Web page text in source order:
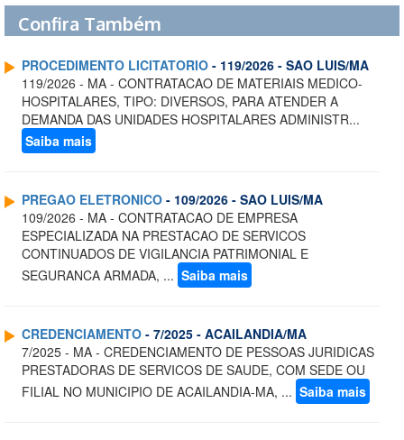
Confira Também
PROCEDIMENTO LICITATORIO - 119/2026 - SAO LUIS/MA
119/2026 - MA - CONTRATACAO DE MATERIAIS MEDICO-
HOSPITALARES, TIPO: DIVERSOS, PARA ATENDER A
DEMANDA DAS UNIDADES HOSPITALARES ADMINISTR...
Saiba mais
PREGAO ELETRONICO - 109/2026 - SAO LUIS/MA
109/2026 - MA - CONTRATACAO DE EMPRESA
ESPECIALIZADA NA PRESTACAO DE SERVICOS
CONTINUADOS DE VIGILANCIA PATRIMONIAL E
SEGURANCA ARMADA, ... Saiba mais
CREDENCIAMENTO - 7/2025 - ACAILANDIA/MA
7/2025 - MA - CREDENCIAMENTO DE PESSOAS JURIDICAS
PRESTADORAS DE SERVICOS DE SAUDE, COM SEDE OU
FILIAL NO MUNICIPIO DE ACAILANDIA-MA, ... Saiba mais